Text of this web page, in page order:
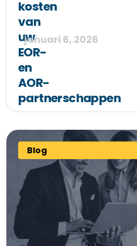
kosten
van
uw
EOR-
en
AOR-
partnerschappen
januari 6, 2026
Blog